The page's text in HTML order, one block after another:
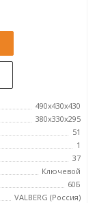
490x430x430
380x330x295
51
1
37
Ключевой
60Б
VALBERG (Россия)